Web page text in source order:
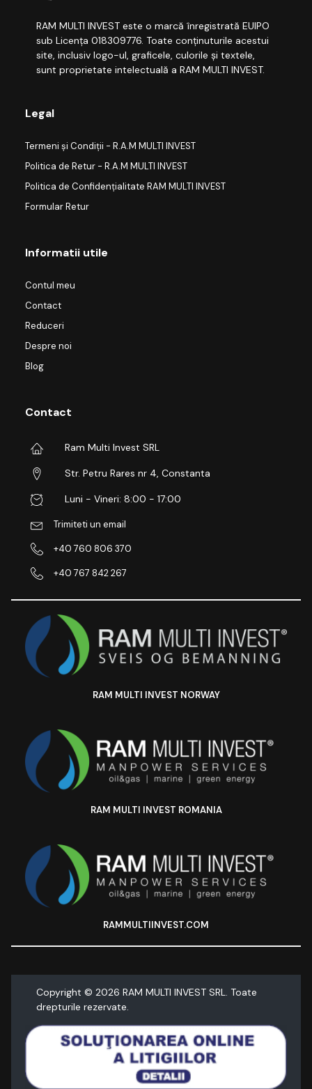
RAM MULTI INVEST este o marcă înregistrată EUIPO
sub Licența 018309776. Toate conținuturile acestui
site, inclusiv logo-ul, graficele, culorile și textele,
sunt proprietate intelectuală a RAM MULTI INVEST.
Legal
Termeni și Condiții - R.A.M MULTI INVEST
Politica de Retur - R.A.M MULTI INVEST
Politica de Confidențialitate RAM MULTI INVEST
Formular Retur
Informatii utile
Contul meu
Contact
Reduceri
Despre noi
Blog
Contact
Ram Multi Invest SRL
Str. Petru Rares nr 4, Constanta
Luni - Vineri: 8:00 - 17:00
Trimiteti un email
+40 760 806 370
+40 767 842 267
RAM MULTI INVEST NORWAY
RAM MULTI INVEST ROMANIA
RAMMULTIINVEST.COM
Copyright © 2026 RAM MULTI INVEST SRL. Toate
drepturile rezervate.